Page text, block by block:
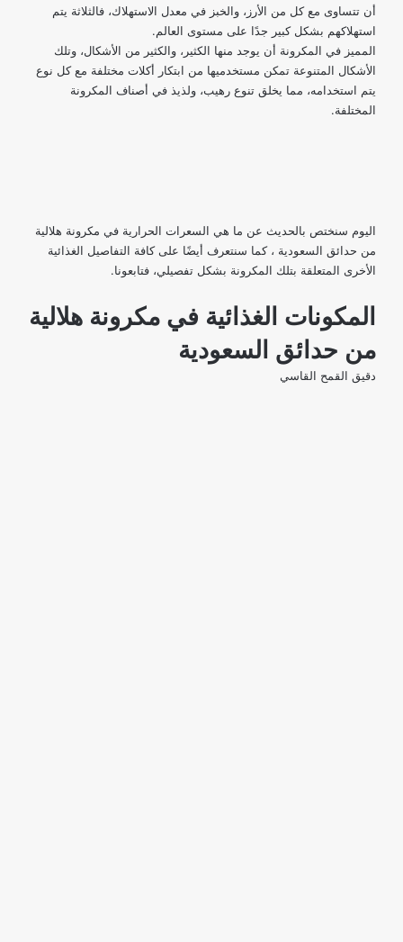
أن تتساوى مع كل من الأرز، والخبز في معدل الاستهلاك، فالثلاثة يتم
استهلاكهم بشكل كبير جدًا على مستوى العالم.
المميز في المكرونة أن يوجد منها الكثير، والكثير من الأشكال، وتلك
الأشكال المتنوعة تمكن مستخدميها من ابتكار أكلات مختلفة مع كل نوع
يتم استخدامه، مما يخلق تنوع رهيب، ولذيذ في أصناف المكرونة
المختلفة.
اليوم سنختص بالحديث عن ما هي السعرات الحرارية في مكرونة هلالية
من حدائق السعودية ، كما سنتعرف أيضًا على كافة التفاصيل الغذائية
الأخرى المتعلقة بتلك المكرونة بشكل تفصيلي، فتابعونا.
المكونات الغذائية في مكرونة هلالية
من حدائق السعودية
دقيق القمح القاسي